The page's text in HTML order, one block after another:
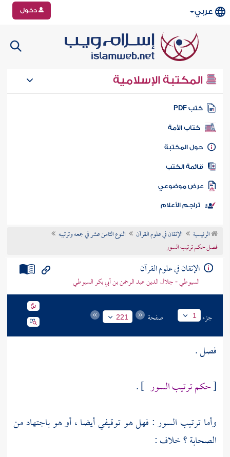
عربي دخول
المكتبة الإسلامية
كتب PDF
كتاب الأمة
المكتبة
الكتب
موضوعي
تراجم الأعلام
الرئيسية الإتقان في علوم القرآن
النوع الثامن عشر في جمعه وترتيبه
فصل حكم ترتيب السور
الإتقان في علوم القرآن
السيوطي - جلال الدين عبد الرحمن بن أبي بكر السيوطي
جزء 1 صفحة 221
فصل .
[حكم ترتيب السور ] .
وأما ترتيب السور : فهل هو توقيفي أيضا ، أو هو باجتهاد من
الصحابة ؟ خلاف :